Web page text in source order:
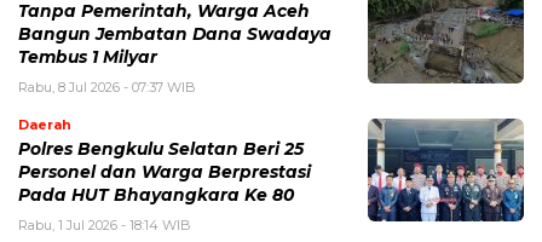
Tanpa Pemerintah, Warga Aceh
Bangun Jembatan Dana Swadaya
Tembus 1 Milyar
Rabu, 8 Jul 2026 - 07:37 WIB
Daerah
Polres Bengkulu Selatan Beri 25
Personel dan Warga Berprestasi
Pada HUT Bhayangkara Ke 80
Rabu, 1 Jul 2026 - 18:14 WIB